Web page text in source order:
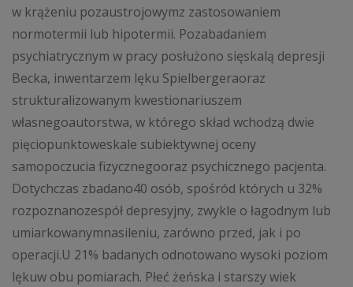
w krążeniu pozaustrojowymz zastosowaniem
normotermii lub hipotermii. Pozabadaniem
psychiatrycznym w pracy posłużono sięskalą depresji
Becka, inwentarzem lęku Spielbergeraoraz
strukturalizowanym kwestionariuszem
własnegoautorstwa, w którego skład wchodzą dwie
pięciopunktoweskale subiektywnej oceny
samopoczucia fizycznegooraz psychicznego pacjenta.
Dotychczas zbadano40 osób, spośród których u 32%
rozpoznanozespół depresyjny, zwykle o łagodnym lub
umiarkowanymnasileniu, zarówno przed, jak i po
operacji.U 21% badanych odnotowano wysoki poziom
lękuw obu pomiarach. Płeć żeńska i starszy wiek